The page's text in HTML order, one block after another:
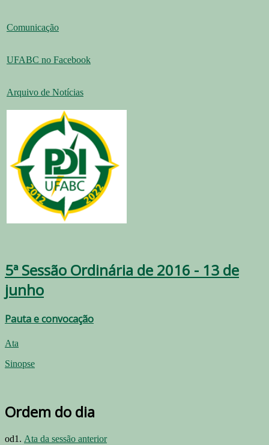
Comunicação
UFABC no Facebook
Arquivo de Notícias
5ª Sessão Ordinária de 2016 - 13 de
junho
Pauta e convocação
Ata
Sinopse
Ordem do dia
od1. Ata da sessão anterior